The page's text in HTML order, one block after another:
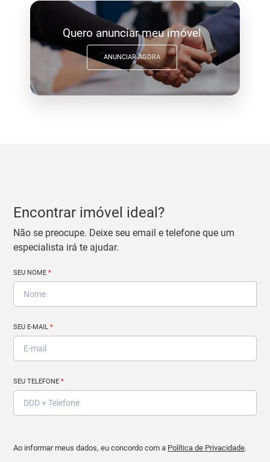
Quero anunciar meu imóvel
ANUNCIAR AGORA
Encontrar imóvel ideal?
Não se preocupe. Deixe seu email e telefone que um
especialista irá te ajudar.
SEU NOME*
SEU E-MAIL*
SEU TELEFONE*
Ao informar meus dados, eu concordo com a Política de Privacidade.